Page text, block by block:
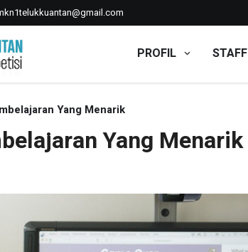
PROFIL STAFF
Yang Menarik
Yang Menarik